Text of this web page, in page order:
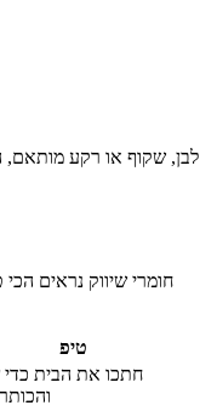
לבן, שקוף או רקע מותאם,
חומרי שיווק נראים
טיפ
חתכו את הבית